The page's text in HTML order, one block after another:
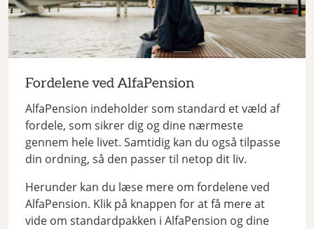
Fordelene ved AlfaPension
AlfaPension indeholder som standard et væld af
fordele, som sikrer dig og dine nærmeste
gennem hele livet. Samtidig kan du også tilpasse
din ordning, så den passer til netop dit liv.
Herunder kan du læse mere om fordelene ved
AlfaPension. Klik på knappen for at få mere at
vide om standardpakken i AlfaPension og dine